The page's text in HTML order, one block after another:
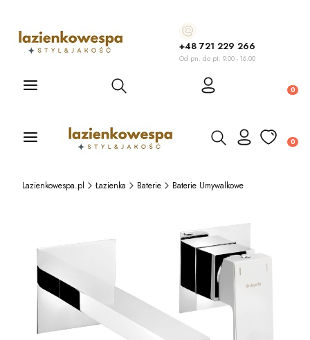
+48 721 229 266
Od pn. do pt. 9.00 - 16.00
Otwórz wyszukiwarkę
Otwórz wyszukiwarkę
Lazienkowespa.pl Łazienka Baterie Baterie Umywalkowe